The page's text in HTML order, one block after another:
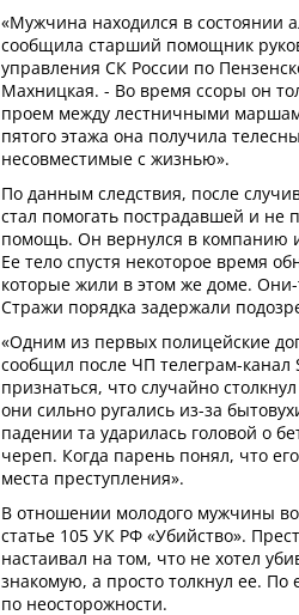
«Мужчина находился в состоянии
сообщила старший помощник
управления СК России по
Махницкая. - Во время ссоры он
проем между лестничными
пятого этажа она получила
несовместимые с жизнью».
По данным следствия, после
стал помогать пострадавшей и не
помощь. Он вернулся в компанию
Ее тело спустя некоторое время
которые жили в этом же доме.
Стражи порядка задержали
«Одним из первых полицейские
сообщил после ЧП телеграм-канал
признаться, что случайно
они сильно ругались из-за
падении та ударилась головой о
череп. Когда парень понял, что
места преступления».
В отношении молодого мужчины
статье 105 УК РФ «Убийство».
настаивал на том, что не хотел
знакомую, а просто толкнул ее. По
по неосторожности.